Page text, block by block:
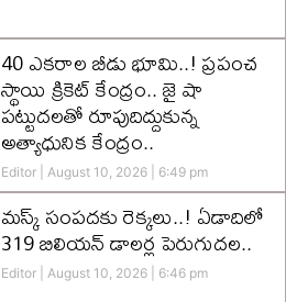
40 ఎకరాల బీడు భూమి..! ప్రపంచ
స్థాయి క్రికెట్‌ కేంద్రం.. జై షా
పట్టుదలతో రూపుదిద్దుకున్న
అత్యాధునిక కేంద్రం..
Editor August 10, 2026 6:49 pm
మస్క్‌ సంపదకు రెక్కలు..! ఏడాదిలో
319 బిలియన్‌ డాలర్ల పెరుగుదల..
Editor August 10, 2026 6:46 pm